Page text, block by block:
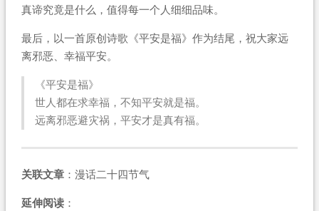
真谛究竟是什么，值得每一个人细细品味。
最后，以一首原创诗歌《平安是福》作为结尾，祝大家远
离邪恶、幸福平安。
《平安是福》
世人都在求幸福，不知平安就是福。
远离邪恶避灾祸，平安才是真有福。
关联文章：漫话二十四节气
延伸阅读：